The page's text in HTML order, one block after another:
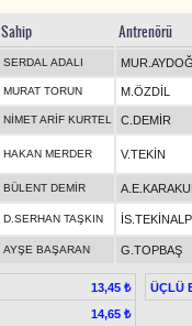
Sahip Antrenörü
SERDAL ADALI
MURAT TORUN M.ÖZDİL
NİMET ARİF KURTEL C.DEMİR
HAKAN MERDER V.TEKİN
BÜLENT DEMİR
D.SERHAN TAŞKIN İS.TEKİNALP
AYŞE BAŞARAN G.TOPBAŞ
13,45 ₺
14,65 ₺
ÜÇLÜ